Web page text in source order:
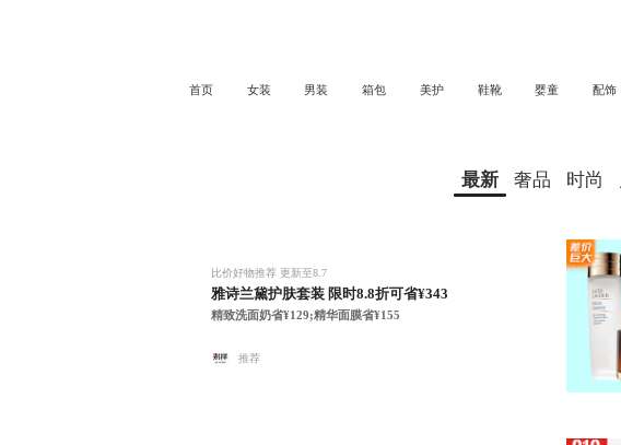
首页 女装 男装 箱包 美护 鞋靴 婴童 配饰
最新 奢品 时尚
比价好物推荐 更新至8.7
雅诗兰黛护肤套装 限时8.8折可省¥343
精致洗面奶省¥129;精华面膜省¥155
推荐